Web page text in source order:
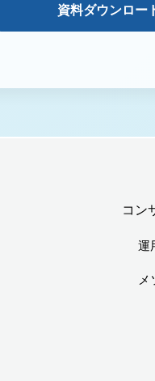
資料ダウンロー
コン
運
メ